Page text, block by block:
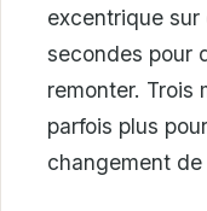
excentrique sur
secondes pour
remonter. Trois
parfois plus
changement de